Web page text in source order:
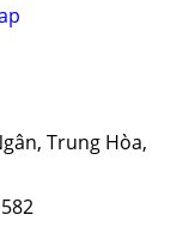
Trung Hòa,